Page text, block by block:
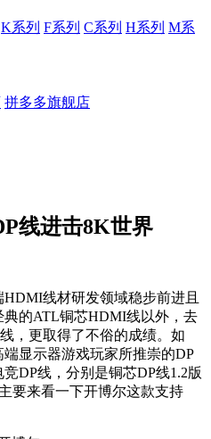
K系列 F系列 C系列 H系列 M系
拼多多旗舰店
线进击8K世界
线材研发领域稳步前进且
的ATL铜芯HDMI线以外，去
，更取得了不俗的成绩。如
显示器游戏玩家所推崇的DP
DP线，分别是铜芯DP线1.2版
要来看一下开博尔这款支持